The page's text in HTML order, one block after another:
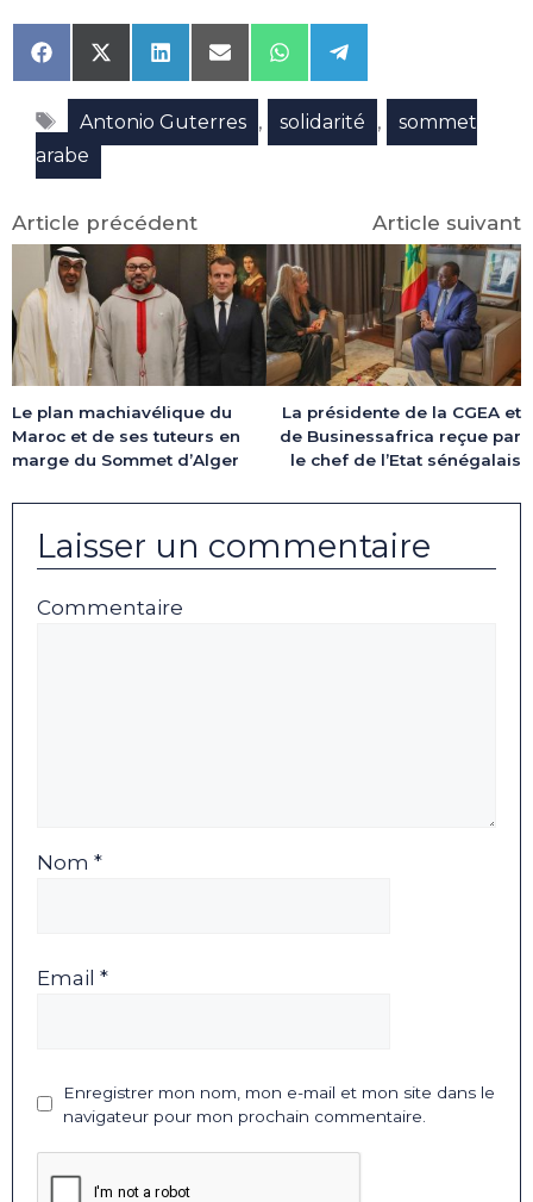
Share
on
Facebook
Share
on
X
(Twitter)
Share
on
LinkedIn
Share
on
Email
Share
on
WhatsApp
Share
on
Telegram
Étiquettes
Antonio Guterres , solidarité ,
sommet
arabe
Article précédent
Le plan machiavélique du
Maroc et de ses tuteurs en
marge du Sommet d’Alger
Article suivant
La présidente de la CGEA et
de Businessafrica reçue par
le chef de l’Etat sénégalais
Laisser un commentaire
Commentaire
Nom *
Email *
Enregistrer mon nom, mon e-mail et mon site dans le
navigateur pour mon prochain commentaire.